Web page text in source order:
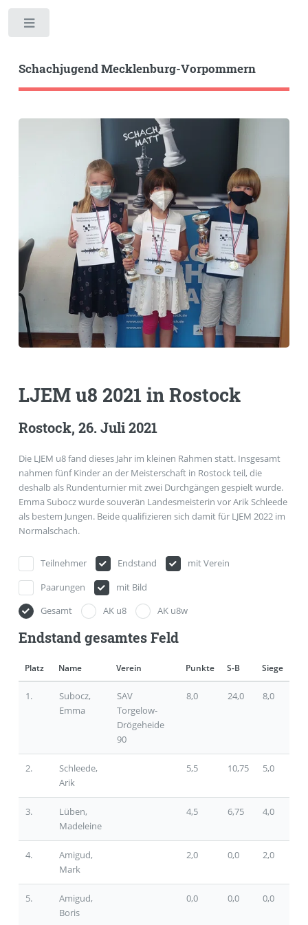
Schachjugend Mecklenburg-Vorpommern
LJEM u8 2021 in Rostock
Rostock, 26. Juli 2021
Die LJEM u8 fand dieses Jahr im kleinen Rahmen statt. Insgesamt
nahmen fünf Kinder an der Meisterschaft in Rostock teil, die
deshalb als Rundenturnier mit zwei Durchgängen gespielt wurde.
Emma Subocz wurde souverän Landesmeisterin vor Arik Schleede
als bestem Jungen. Beide qualifizieren sich damit für LJEM 2022 im
Normalschach.
Teilnehmer Endstand
mit Verein
Paarungen
mit Bild
Gesamt
AK u8 AK u8w
Endstand gesamtes Feld
Platz Name Verein Punkte S-B Siege
1.
Subocz,
Emma
SAV
Torgelow-
Drögeheide
90
8,0 24,0 8,0
2.
Schleede,
Arik
5,5 10,75 5,0
3.
Lüben,
Madeleine
4,5 6,75 4,0
4.
Amigud,
Mark
2,0 0,0 2,0
5.
Amigud,
Boris
0,0 0,0 0,0